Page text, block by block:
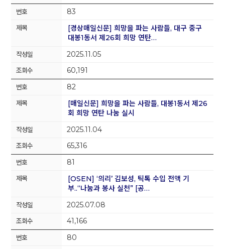
83
[경상매일신문] 희망을 파는 사람들, 대구 중구
대봉1동서 제26회 희망 연탄…
2025.11.05
60,191
82
[매일신문] 희망을 파는 사람들, 대봉1동서 제26
회 희망 연탄 나눔 실시
2025.11.04
65,316
81
[OSEN] ‘의리’ 김보성, 틱톡 수입 전액 기
부..“나눔과 봉사 실천” [공…
2025.07.08
41,166
80